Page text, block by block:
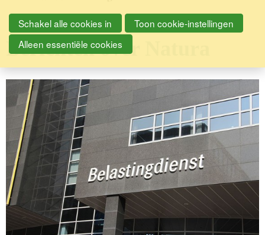
Berichten over Natura
Schakel alle cookies in
Toon cookie-instellingen
Alleen essentiële cookies